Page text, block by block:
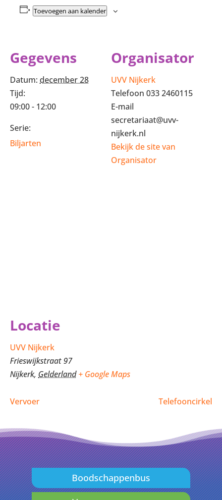
Toevoegen aan kalender
Gegevens
Datum: december 28
Tijd:
09:00 - 12:00
Serie:
Biljarten
Organisator
UVV Nijkerk
Telefoon 033 2460115
E-mail
secretariaat@uvv-
nijkerk.nl
Bekijk de site van
Organisator
Locatie
UVV Nijkerk
Frieswijkstraat 97
Nijkerk, Gelderland + Google Maps
Vervoer Telefooncirkel
Boodschappenbus